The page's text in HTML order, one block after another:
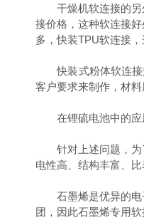
干燥机软连接的另外
接价格，这种软连接
多，快装TPU软连接
快装式粉体软连接规
客户要求来制作，材料
在锂硫电池中的应
针对上述问题，为了
电性高、结构丰富、
石墨烯是优异的电子
团，因此石墨烯专用